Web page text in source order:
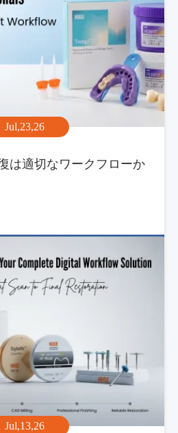
Jul,23,26
は適切なワークフローか
Jul,13,26